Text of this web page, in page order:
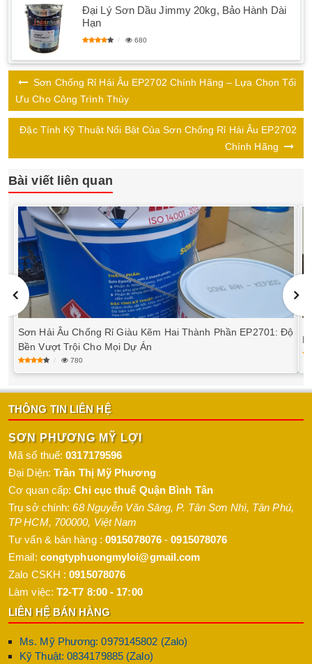
Đại Lý Sơn Dầu Jimmy 20kg, Bảo Hành Dài
Hạn
680
Sơn Chống Rỉ Hải Âu EP2702 Chính Hãng – Lựa Chọn Tối
Ưu Cho Công Trình Thủy
Đặc Tính Kỹ Thuật Nổi Bật Của Sơn Chống Rỉ Hải Âu EP2702
Chính Hãng
Bài viết liên quan
Sơn Hải Âu Chống Rỉ Giàu Kẽm Hai Thành Phần EP2701: Độ
Bền Vượt Trội Cho Mọi Dự Án
780
THÔNG TIN LIÊN HỆ
SƠN PHƯƠNG MỸ LỢI
Mã số thuế:0317179596
Đại Diện: Trần Thị Mỹ Phương
Cơ quan cấp:Chi cục thuế Quận Bình Tân
Trụ sở chính:68 Nguyễn Văn Săng, P. Tân Sơn Nhì, Tân Phú,
TP HCM, 700000, Việt Nam
Tư vấn & bán hàng : 0915078076 -0915078076
Email: congtyphuongmyloi@gmail.com
Zalo CSKH :0915078076
Làm việc: T2-T7 8:00 - 17:00
LIÊN HỆ BÁN HÀNG
Ms. Mỹ Phương: 0979145802 (Zalo)
Kỹ Thuật: 0834179885 (Zalo)